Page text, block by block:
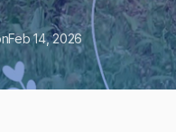
Feb 14, 2026